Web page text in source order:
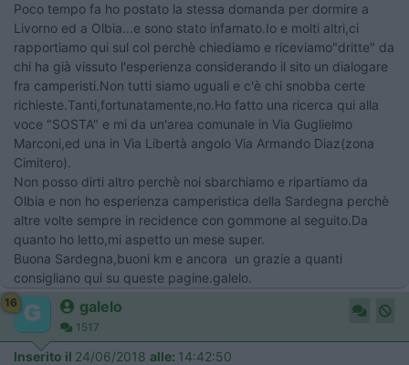
Poco tempo fa ho postato la stessa domanda per dormire a
Livorno ed a Olbia...e sono stato infamato.Io e molti altri,ci
rapportiamo qui sul col perchè chiediamo e riceviamo"dritte" da
chi ha già vissuto l'esperienza considerando il sito un dialogare
fra camperisti.Non tutti siamo uguali e c'è chi snobba certe
richieste.Tanti,fortunatamente,no.Ho fatto una ricerca qui alla
voce "SOSTA" e mi da un'area comunale in Via Guglielmo
Marconi,ed una in Via Libertà angolo Via Armando Diaz(zona
Cimitero).
Non posso dirti altro perchè noi sbarchiamo e ripartiamo da
Olbia e non ho esperienza camperistica della Sardegna perchè
altre volte sempre in recidence con gommone al seguito.Da
quanto ho letto,mi aspetto un mese super.
Buona Sardegna,buoni km e ancora un grazie a quanti
consigliano qui su queste pagine.galelo.
16 galelo
1517
Inserito il 24/06/2018 alle: 14:42:50